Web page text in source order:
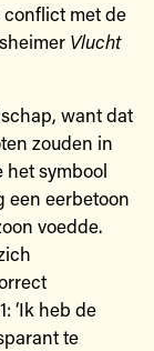
conflict met de
Vlucht
want dat
zouden in
het symbool
een eerbetoon
voedde.
‘Ik heb de
te